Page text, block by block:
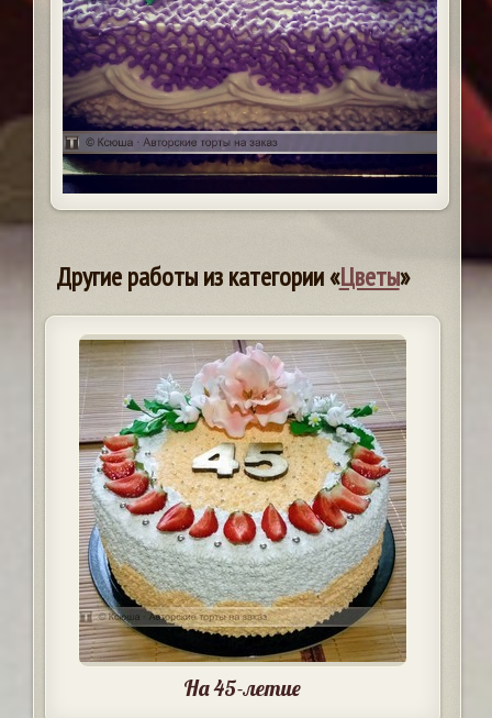
Другие работы из категории «Цветы»
На 45-летие